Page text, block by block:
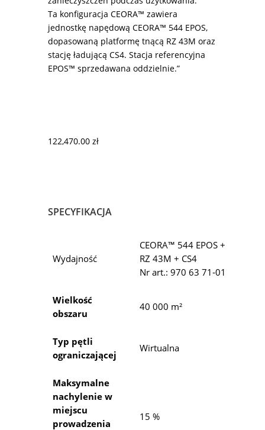
Ta konfiguracja CEORA™ zawiera
jednostkę napędową CEORA™ 544 EPOS,
dopasowaną platformę tnącą RZ 43M oraz
stację ładującą CS4. Stacja referencyjna
EPOS™ sprzedawana oddzielnie.”
122,470.00 zł
SPECYFIKACJA
Wydajność
CEORA™ 544 EPOS +
RZ 43M + CS4
Nr art.: 970 63 71‑01
Wielkość
obszaru
40 000 m²
Typ pętli
ograniczającej
Wirtualna
Maksymalne
nachylenie w
miejscu
prowadzenia
15 %